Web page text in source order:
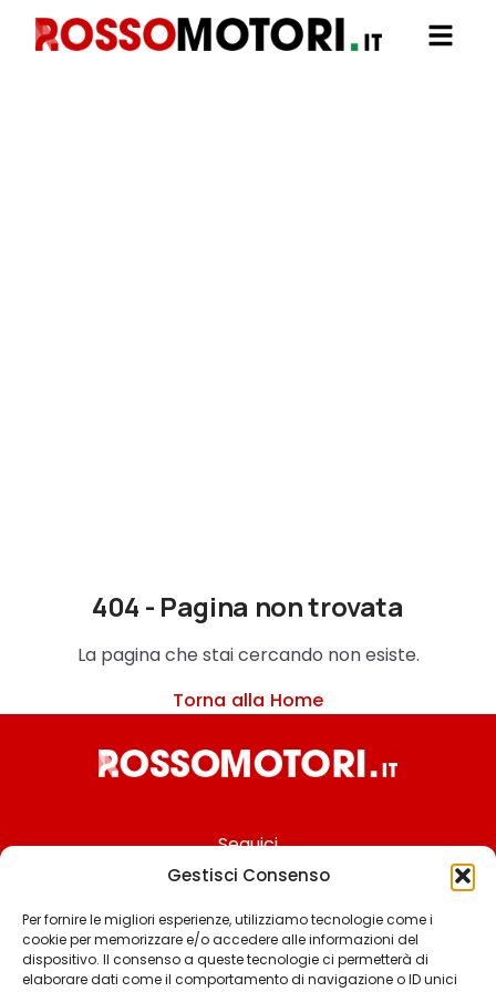
Gestisci Consenso
Per fornire le migliori esperienze, utilizziamo tecnologie come i
cookie per memorizzare e/o accedere alle informazioni del
dispositivo. Il consenso a queste tecnologie ci permetterà di
elaborare dati come il comportamento di navigazione o ID unici
404 - Pagina non trovata
La pagina che stai cercando non esiste.
Torna alla Home
Seguici
Chi siamo